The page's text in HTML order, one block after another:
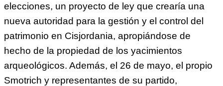
elecciones, un proyecto de ley que crearía una
nueva autoridad para la gestión y el control del
patrimonio en Cisjordania, apropiándose de
hecho de la propiedad de los yacimientos
arqueológicos. Además, el 26 de mayo, el propio
Smotrich y representantes de su partido,